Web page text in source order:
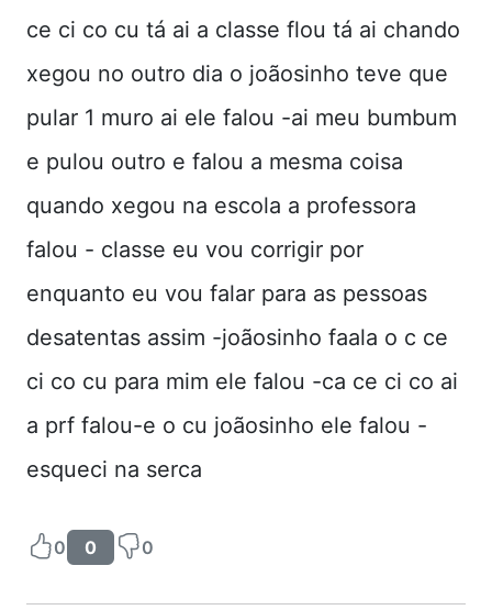
ce ci co cu tá ai a classe flou tá ai chando
xegou no outro dia o joãosinho teve que
pular 1 muro ai ele falou -ai meu bumbum
e pulou outro e falou a mesma coisa
quando xegou na escola a professora
falou - classe eu vou corrigir por
enquanto eu vou falar para as pessoas
desatentas assim -joãosinho faala o c ce
ci co cu para mim ele falou -ca ce ci co ai
a prf falou-e o cu joãosinho ele falou -
esqueci na serca
0 0 0